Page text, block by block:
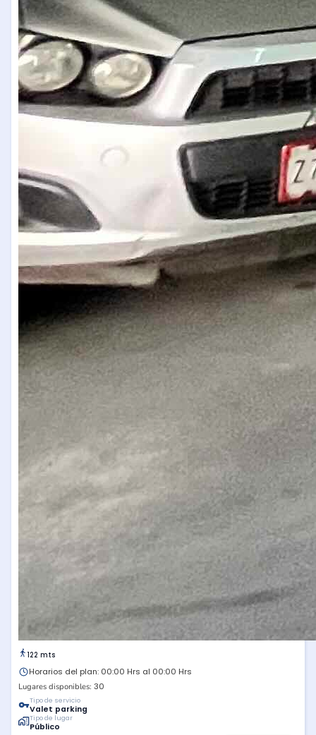
122 mts
Horarios del plan: 00:00 Hrs al 00:00 Hrs
Lugares disponibles: 30
Tipo de servicio
Valet parking
Tipo de lugar
Público